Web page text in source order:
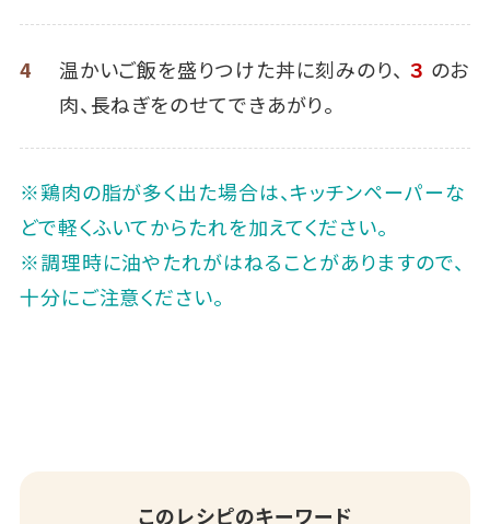
4 温かいご飯を盛りつけた丼に刻みのり、 ３ のお
肉、長ねぎをのせてできあがり。
※鶏肉の脂が多く出た場合は、キッチンペーパーな
どで軽くふいてからたれを加えてください。
※調理時に油やたれがはねることがありますので、
十分にご注意ください。
このレシピのキーワード